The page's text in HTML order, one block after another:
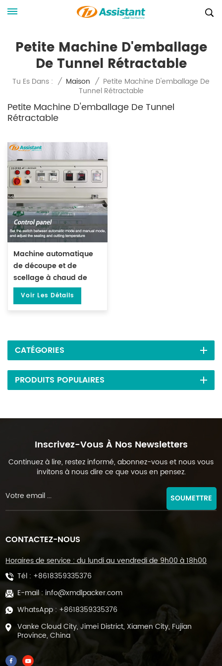
Petite Machine D'emballage
De Tunnel Rétractable
Tu Es Dans : / Maison / Petite Machine D'emballage De
Tunnel Rétractable
Petite Machine D'emballage De Tunnel
Rétractable
Machine automatique
de découpe et de
scellage à chaud de
film POF DL-450L
Voir Les Détails
CATÉGORIES
PRODUITS POPULAIRES
Inscrivez-Vous À Nos Newsletters
Continuez à lire, restez informé, abonnez-vous et nous vous
invitons à nous dire ce que vous en pensez.
SOUMETTRE
CONTACTEZ-NOUS
Horaires de service : du lundi au vendredi de 9h00 à 18h00
Tél : +8618359335376
E-mail : info@xmdlpacker.com
WhatsApp : +8618359335376
Vanke Cloud City, Jimei District, Xiamen City, Fujian
Province, China